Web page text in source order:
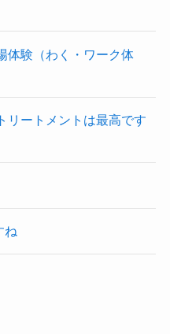
体験（わく・ワーク体
リートメントは最高です
ね